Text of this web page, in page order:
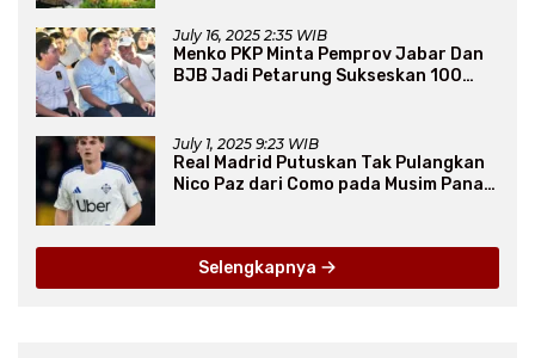
July 16, 2025 2:35 WIB
Menko PKP Minta Pemprov Jabar Dan
BJB Jadi Petarung Sukseskan 100
July 1, 2025 9:23 WIB
Real Madrid Putuskan Tak Pulangkan
Nico Paz dari Como pada Musim Panas
Selengkapnya